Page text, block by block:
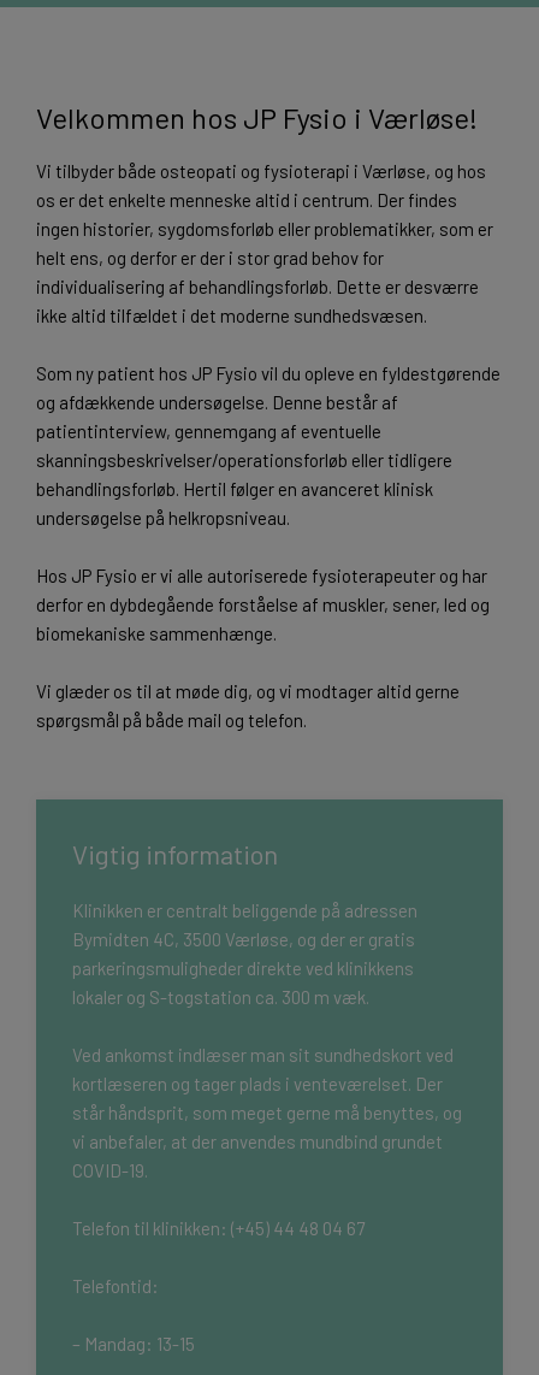
Velkommen hos JP Fysio i Værløse!
Vi tilbyder både osteopati og fysioterapi i Værløse, og hos
os er det enkelte menneske altid i centrum. Der findes
ingen historier, sygdomsforløb eller problematikker, som er
helt ens, og derfor er der i stor grad behov for
individualisering af behandlingsforløb. Dette er desværre
ikke altid tilfældet i det moderne sundhedsvæsen.
Som ny patient hos JP Fysio vil du opleve en fyldestgørende
og afdækkende undersøgelse. Denne består af
patientinterview, gennemgang af eventuelle
skanningsbeskrivelser/operationsforløb eller tidligere
behandlingsforløb. Hertil følger en avanceret klinisk
undersøgelse på helkropsniveau.
Hos JP Fysio er vi alle autoriserede fysioterapeuter og har
derfor en dybdegående forståelse af muskler, sener, led og
biomekaniske sammenhænge.
Vi glæder os til at møde dig, og vi modtager altid gerne
spørgsmål på både mail og telefon.
Vigtig information
Klinikken er centralt beliggende på adressen
Bymidten 4C, 3500 Værløse, og der er gratis
parkeringsmuligheder direkte ved klinikkens
lokaler og S-togstation ca. 300 m væk.
Ved ankomst indlæser man sit sundhedskort ved
kortlæseren og tager plads i venteværelset. Der
står håndsprit, som meget gerne må benyttes, og
vi anbefaler, at der anvendes mundbind grundet
COVID-19.
Telefon til klinikken: (+45) 44 48 04 67
Telefontid:
– Mandag: 13-15